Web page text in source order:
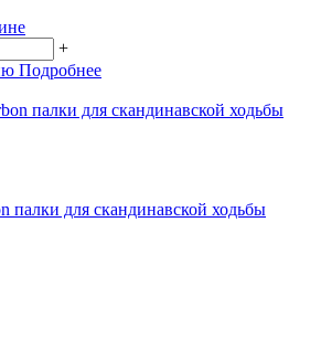
+
Подробнее
палки для скандинавской ходьбы